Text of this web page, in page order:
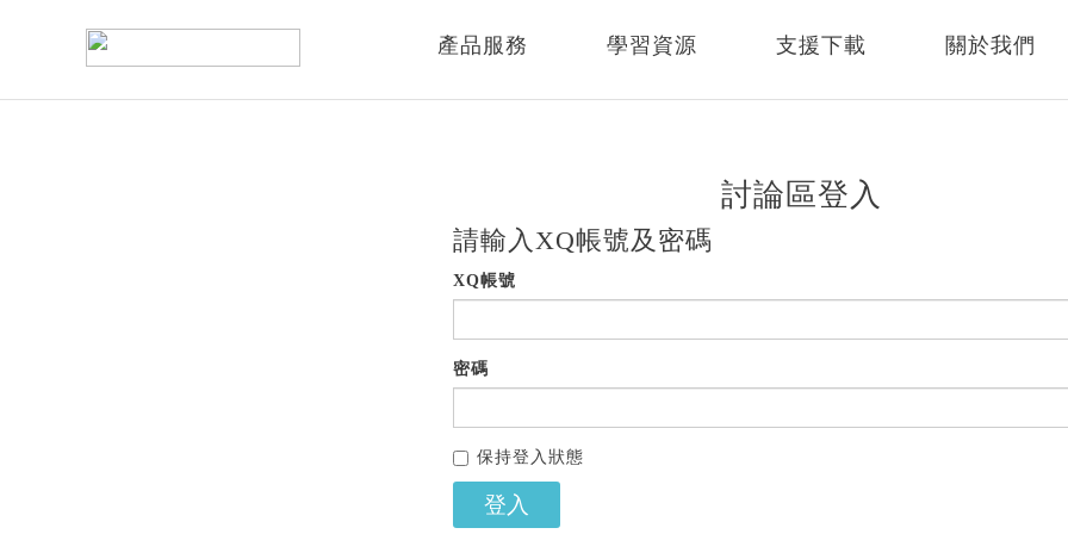
產品服務 學習資源 支援下載 關於我們
討論區登入
請輸入XQ帳號及密碼
XQ帳號
密碼
保持登入狀態
登入